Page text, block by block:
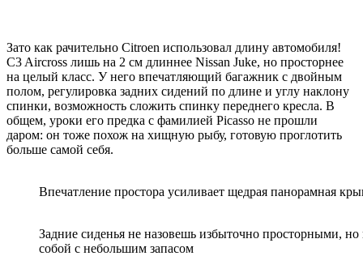
Зато как рачительно Citroen использовал длину автомобиля!
C3 Aircross лишь на 2 см длиннее Nissan Juke, но просторнее
на целый класс. У него впечатляющий багажник с двойным
полом, регулировка задних сидений по длине и углу наклону
спинки, возможность сложить спинку переднего кресла. В
общем, уроки его предка с фамилией Picasso не прошли
даром: он тоже похож на хищную рыбу, готовую проглотить
больше самой себя.
Впечатление простора усиливает щедрая панорамная
Задние сиденья не назовешь избыточно просторными,
собой с небольшим запасом